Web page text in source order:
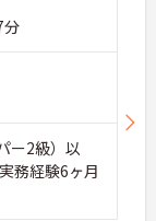
分
ー2級）以
務経験6ヶ月